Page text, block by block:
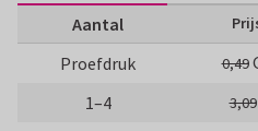
Aantal
Proefdruk 0,49
1–4
3,09